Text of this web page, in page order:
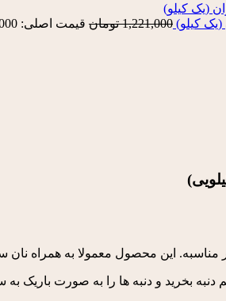
کیلو) 1,221,000 تومان قیمت اصلی: 1,221,000 تومان بود.
دنبه بخرید و دنبه ها را به صورت